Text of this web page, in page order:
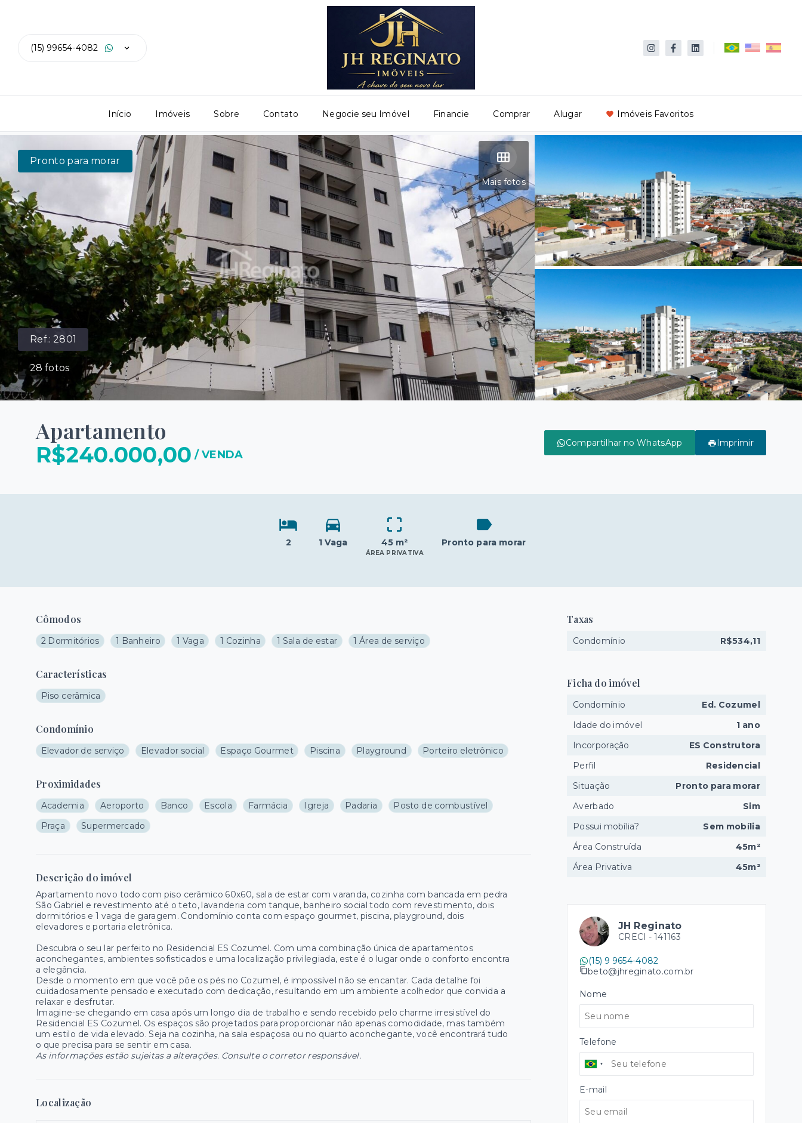
(15) 99654-4082
Início Imóveis Sobre Contato Negocie seu Imóvel Financie Comprar Alugar Imóveis Favoritos
Ref.:2801
28 fotos
Mais fotos
Pronto para morar
Apartamento
R$240.000,00 /VENDA
Compartilhar no WhatsApp Imprimir
2 1 Vaga 45 m²
ÁREA PRIVATIVA
Pronto para morar
Cômodos
2 Dormitórios 1 Banheiro 1 Vaga 1 Cozinha 1 Sala de estar 1 Área de serviço
Características
Piso cerâmica
Condomínio
Elevador de serviço Elevador social Espaço Gourmet Piscina Playground Porteiro eletrônico
Proximidades
Academia Aeroporto Banco Escola Farmácia Igreja Padaria
Posto de combustível
Praça
Supermercado
Descrição do imóvel
Apartamento novo todo com piso cerâmico 60x60, sala de estar com varanda, cozinha com bancada em pedra
São Gabriel e revestimento até o teto, lavanderia com tanque, banheiro social todo com revestimento, dois
dormitórios e 1 vaga de garagem. Condomínio conta com espaço gourmet, piscina, playground, dois
elevadores e portaria eletrônica.
Descubra o seu lar perfeito no Residencial ES Cozumel. Com uma combinação única de apartamentos
aconchegantes, ambientes sofisticados e uma localização privilegiada, este é o lugar onde o conforto encontra
a elegância.
Desde o momento em que você põe os pés no Cozumel, é impossível não se encantar. Cada detalhe foi
cuidadosamente pensado e executado com dedicação, resultando em um ambiente acolhedor que convida a
relaxar e desfrutar.
Imagine-se chegando em casa após um longo dia de trabalho e sendo recebido pelo charme irresistível do
Residencial ES Cozumel. Os espaços são projetados para proporcionar não apenas comodidade, mas também
um estilo de vida elevado. Seja na cozinha, na sala espaçosa ou no quarto aconchegante, você encontrará tudo
o que precisa para se sentir em casa.
As informações estão sujeitas a alterações. Consulte o corretor responsável.
Localização
Taxas
Condomínio R$534,11
Ficha do imóvel
Condomínio
Ed. Cozumel
Idade do imóvel
1 ano
Incorporação
ES Construtora
Perfil
Residencial
Situação
Pronto para morar
Averbado
Sim
Possui mobília?
Sem mobília
Área Construída
45m²
Área Privativa
45m²
JH Reginato
CRECI -141163
(15) 9 9654-4082
beto@jhreginato.com.br
Nome
Telefone
E-mail